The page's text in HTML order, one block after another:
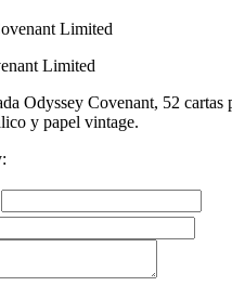
Limited
Odyssey Covenant, 52 cartas
y papel vintage.